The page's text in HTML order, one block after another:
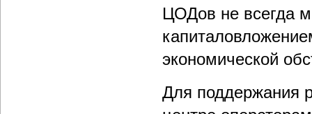
ЦОДов не всегда
экономической
Для поддержания